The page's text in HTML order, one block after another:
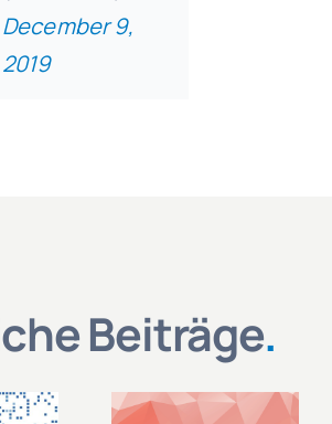
December 9,
2019
Beiträge.